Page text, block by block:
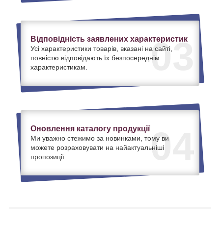
03
Відповідність заявлених характеристик
Усі характеристики товарів, вказані на сайті,
повністю відповідають їх безпосереднім
характеристикам.
04
Оновлення каталогу продукції
Ми уважно стежимо за новинками, тому ви
можете розраховувати на найактуальніші
пропозиції.